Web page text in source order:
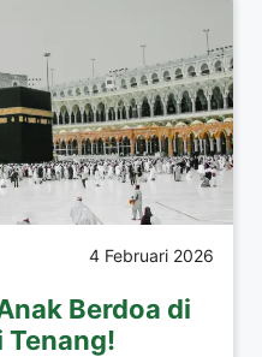
4 Februari 2026
Berdoa di
Tenang!